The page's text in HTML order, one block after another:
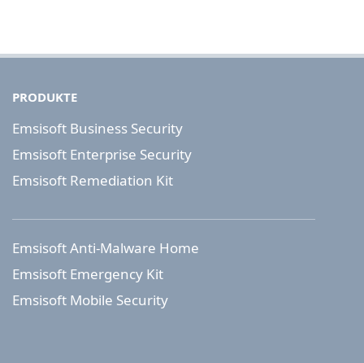
PRODUKTE
Emsisoft Business Security
Emsisoft Enterprise Security
Emsisoft Remediation Kit
Emsisoft Anti-Malware Home
Emsisoft Emergency Kit
Emsisoft Mobile Security